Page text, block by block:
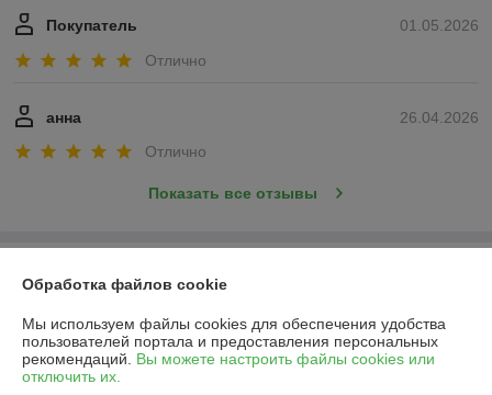
01.05.2026
Покупатель
Отлично
26.04.2026
анна
Отлично
Показать все отзывы
Контакты
Доставка и оплата
Обработка файлов cookie
Мы используем файлы cookies для обеспечения удобства
пользователей портала и предоставления персональных
рекомендаций. Вы можете настроить файлы cookies или
отключить их.